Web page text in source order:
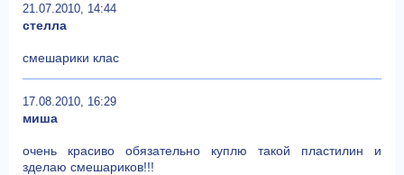
21.07.2010, 14:44
стелла
смешарики клас
17.08.2010, 16:29
миша
очень красиво обязательно куплю такой пластилин и
зделаю смешариков!!!